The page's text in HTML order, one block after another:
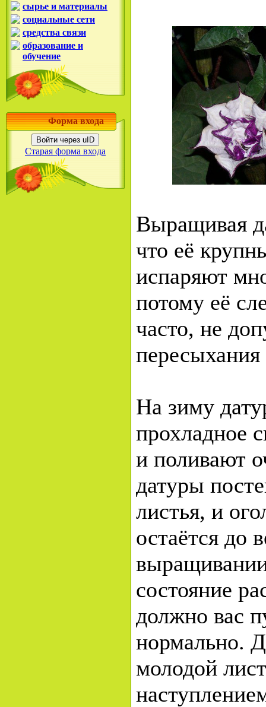
сырье и материалы
социальные сети
средства связи
образование и
обучение
Форма входа
Войти через uID
Старая форма входа
Выращивая
что её
испаряют
потому её
часто, не
На зиму
прохладное
и поливают
датуры
листья, и
остаётся до
состояние
должно вас
нормально.
молодой